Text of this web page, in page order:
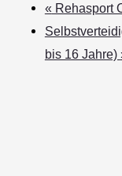
« Rehasport
bis 16 Jahre)